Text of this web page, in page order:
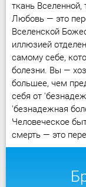
ткань
Любовь — это
Вселенской
иллюзией
самому себе,
болезни. Вы —
большее, чем
себя от
'безнадежная
Человеческое
смерть — это